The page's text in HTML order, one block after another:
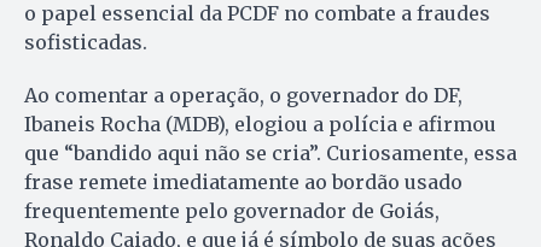
o papel essencial da PCDF no combate a fraudes
sofisticadas.
Ao comentar a operação, o governador do DF,
Ibaneis Rocha (MDB), elogiou a polícia e afirmou
que “bandido aqui não se cria”. Curiosamente, essa
frase remete imediatamente ao bordão usado
frequentemente pelo governador de Goiás,
Ronaldo Caiado, e que já é símbolo de suas ações